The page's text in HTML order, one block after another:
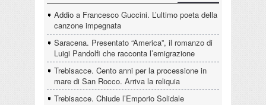
Addio a Francesco Guccini. L’ultimo poeta della
canzone impegnata
Saracena. Presentato “America”, il romanzo di
Luigi Pandolfi che racconta l’emigrazione
Trebisacce. Cento anni per la processione in
mare di San Rocco. Arriva la reliquia
Trebisacce. Chiude l’Emporio Solidale